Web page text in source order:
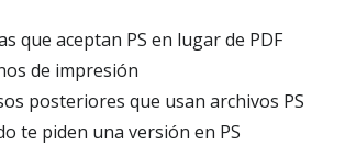
que aceptan PS en lugar de PDF
de impresión
posteriores que usan archivos PS
te piden una versión en PS